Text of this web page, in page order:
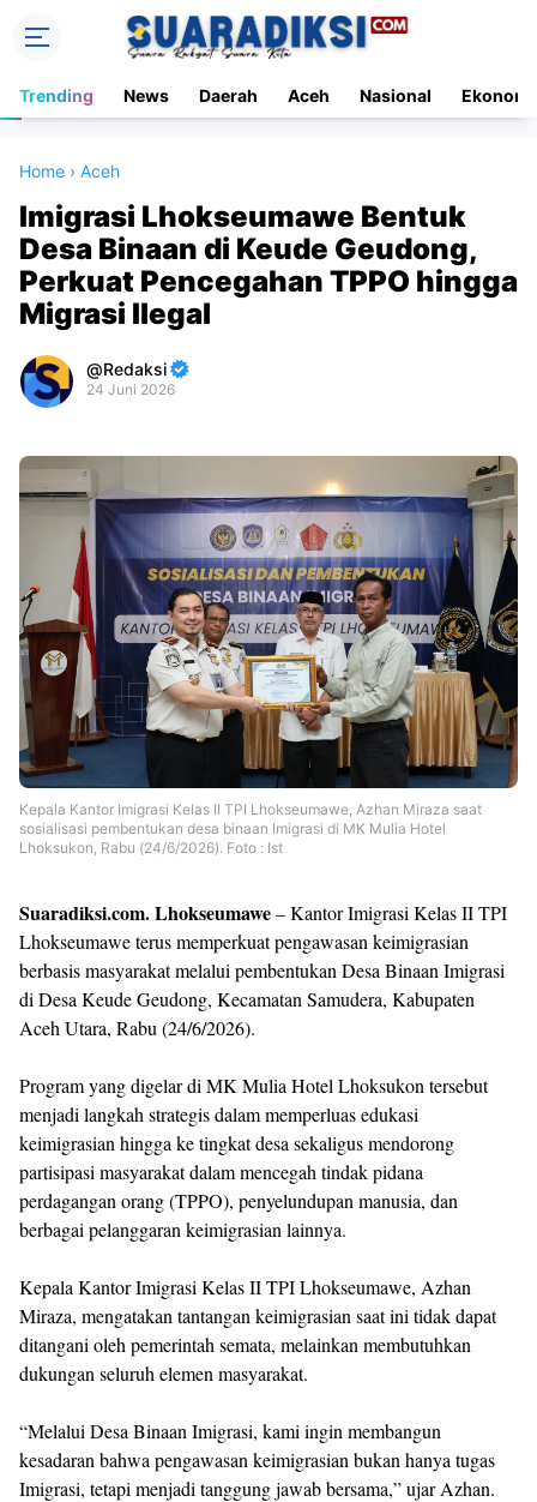
Trending News Daerah Aceh Nasional Ekonomi
Home › Aceh
Imigrasi Lhokseumawe Bentuk
Desa Binaan di Keude Geudong,
Perkuat Pencegahan TPPO hingga
Migrasi Ilegal
Redaksi
24 Juni 2026
By
Raushan
Design
Templates
Kepala Kantor Imigrasi Kelas II TPI Lhokseumawe, Azhan Miraza saat
sosialisasi pembentukan desa binaan Imigrasi di MK Mulia Hotel
Lhoksukon, Rabu (24/6/2026). Foto : Ist
Suaradiksi.com. Lhokseumawe– Kantor Imigrasi Kelas II TPI
Lhokseumawe terus memperkuat pengawasan keimigrasian
berbasis masyarakat melalui pembentukan Desa Binaan Imigrasi
di Desa Keude Geudong, Kecamatan Samudera, Kabupaten
Aceh Utara, Rabu (24/6/2026).
Program yang digelar di MK Mulia Hotel Lhoksukon tersebut
menjadi langkah strategis dalam memperluas edukasi
keimigrasian hingga ke tingkat desa sekaligus mendorong
partisipasi masyarakat dalam mencegah tindak pidana
perdagangan orang (TPPO), penyelundupan manusia, dan
berbagai pelanggaran keimigrasian lainnya.
Kepala Kantor Imigrasi Kelas II TPI Lhokseumawe, Azhan
Miraza, mengatakan tantangan keimigrasian saat ini tidak dapat
ditangani oleh pemerintah semata, melainkan membutuhkan
dukungan seluruh elemen masyarakat.
“Melalui Desa Binaan Imigrasi, kami ingin membangun
kesadaran bahwa pengawasan keimigrasian bukan hanya tugas
Imigrasi, tetapi menjadi tanggung jawab bersama,” ujar Azhan.